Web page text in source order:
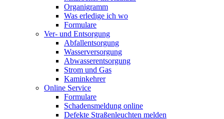
Organigramm
Was erledige ich wo
Formulare
Ver- und Entsorgung
Abfallentsorgung
Wasserversorgung
Abwasserentsorgung
Strom und Gas
Kaminkehrer
Online Service
Formulare
Schadensmeldung online
Defekte Straßenleuchten melden